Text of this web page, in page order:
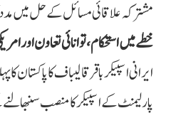
مشترکہ علاقائی مسائل کے حل میں
خطے میں استحکام، توانائی تعاون اور
ایرانی اسپیکرباقر قالیباف کا
پارلیمنٹ کے اسپیکر کا منصب